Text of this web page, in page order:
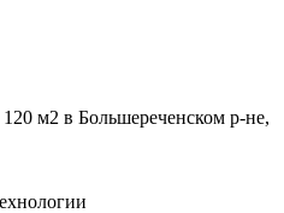
м2 в Большереченском р-не,